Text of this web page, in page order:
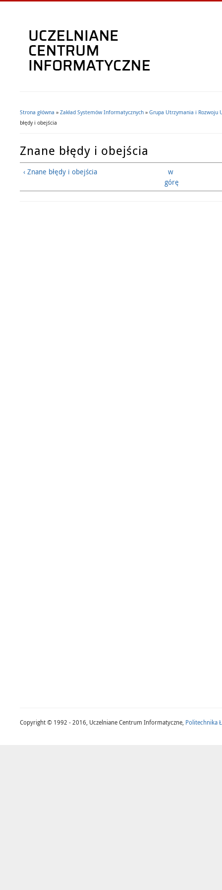
Jesteś tutaj
Strona główna » Zakład Systemów Informatycznych » Grupa Utrzymania i Rozwoju
błędy i obejścia
Znane błędy i obejścia
‹ Znane błędy i obejścia
w
górę
Copyright © 1992 - 2016, Uczelniane Centrum Informatyczne, Politechnika